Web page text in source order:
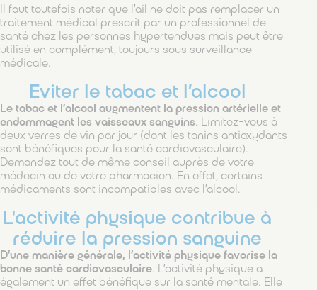
Il faut toutefois noter que l’ail ne doit pas remplacer un
traitement médical prescrit par un professionnel de
santé chez les personnes hypertendues mais peut être
utilisé en complément, toujours sous surveillance
médicale.
Eviter le tabac et l’alcool
Le tabac et l’alcool augmentent la pression artérielle et
endommagent les vaisseaux sanguins. Limitez-vous à
deux verres de vin par jour (dont les tanins antioxydants
sont bénéfiques pour la santé cardiovasculaire).
Demandez tout de même conseil auprès de votre
médecin ou de votre pharmacien. En effet, certains
médicaments sont incompatibles avec l’alcool.
L'activité physique contribue à
réduire la pression sanguine
D’une manière générale, l’activité physique favorise la
bonne santé cardiovasculaire. L’activité physique a
également un effet bénéfique sur la santé mentale. Elle